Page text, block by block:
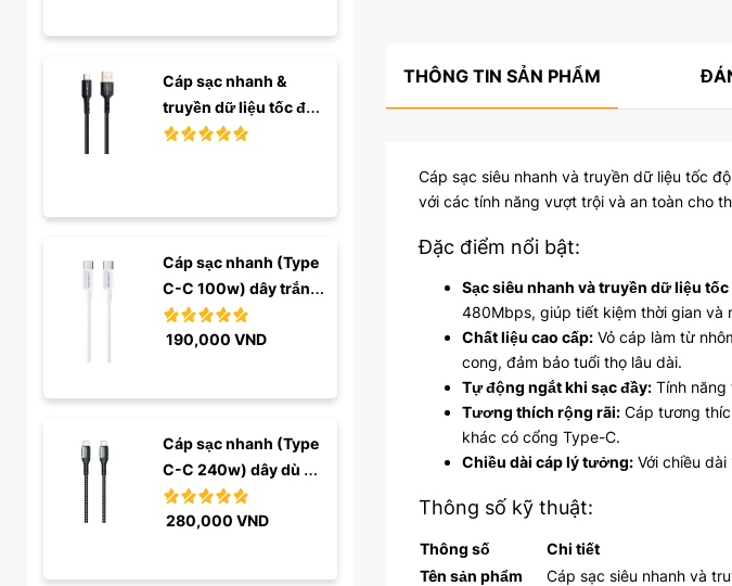
Cáp sạc nhanh &
truyền dữ liệu tốc độ
cao ...
Cáp sạc nhanh (Type
C-C 100w) dây trắng
trơn 1m
190,000 VND
Cáp sạc nhanh (Type
C-C 240w) dây dù
đen
280,000 VND
THÔNG TIN SẢN PHẨM
Cáp sạc siêu nhanh và truyền dữ liệu tốc
với các tính năng vượt trội và an toàn cho
Đặc điểm nổi bật:
Sạc siêu nhanh và truyền dữ liệu tốc
480Mbps, giúp tiết kiệm thời gian và
Chất liệu cao cấp: Vỏ cáp làm từ
cong, đảm bảo tuổi thọ lâu dài.
Tự động ngắt khi sạc đầy: Tính
Tương thích rộng rãi: Cáp tương
khác có cổng Type-C.
Chiều dài cáp lý tưởng: Với chiều
Thông số kỹ thuật:
Thông số
Chi tiết
Tên sản phẩm
Cáp sạc siêu nhanh và